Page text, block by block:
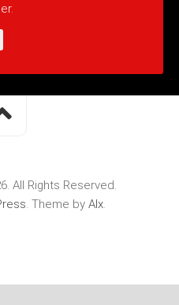
All Rights Reserved.
. Theme by Alx.